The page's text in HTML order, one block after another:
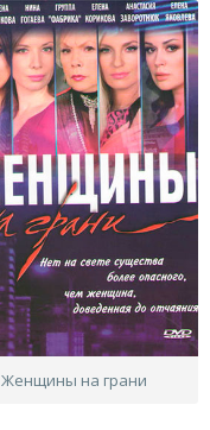
Женщины на грани